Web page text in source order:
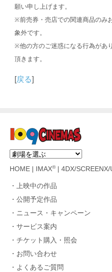
願い申し上げます。
※前売券・売店での関連商品のみ
象外です。
※他の方のご迷惑になる行為があ
頂きます。
[戻る]
HOME IMAX®| 4DX/SCREENX/
上映中の作品
公開予定作品
ニュース・キャンペーン
サービス案内
チケット購入・照会
お問い合わせ
よくあるご質問